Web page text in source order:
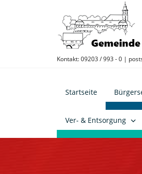
Kontakt: 09203 / 993 - 0 |
Startseite
Ver- & Entsorgung